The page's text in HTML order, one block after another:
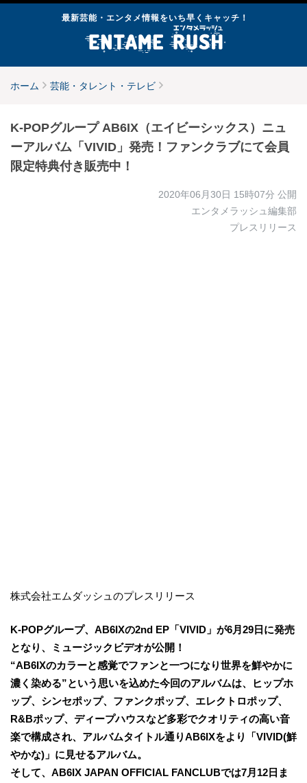
最新芸能・エンタメ情報をいち早くキャッチ！
ホーム 芸能・タレント・テレビ
K-POPグループ AB6IX（エイビーシックス）ニュ
ーアルバム「VIVID」発売！ファンクラブにて会員
限定特典付き販売中！
2020年06月30日 15時07分 公開
エンタメラッシュ編集部
プレスリリース
株式会社エムダッシュのプレスリリース
K-POPグループ、AB6IXの2nd EP「VIVID」が6月29日に発売
となり、ミュージックビデオが公開！
“AB6IXのカラーと感覚でファンと一つになり世界を鮮やかに
濃く染める”という思いを込めた今回のアルバムは、ヒップホ
ップ、シンセポップ、ファンクポップ、エレクトロポップ、
R&Bポップ、ディープハウスなど多彩でクオリティの高い音
楽で構成され、アルバムタイトル通りAB6IXをより「VIVID(鮮
やかな)」に見せるアルバム。
そして、AB6IX JAPAN OFFICIAL FANCLUBでは7月12日ま